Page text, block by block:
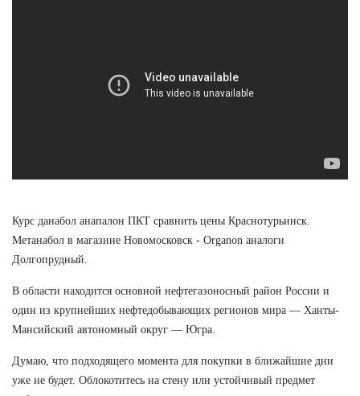
Курс данабол анапалон ПКТ сравнить цены Краснотурьинск.
Метанабол в магазине Новомосковск - Organon аналоги
Долгопрудный.
В области находится основной нефтегазоносный район России и
один из крупнейших нефтедобывающих регионов мира — Ханты-
Мансийский автономный округ — Югра.
Думаю, что подходящего момента для покупки в ближайшие дни
уже не будет. Облокотитесь на стену или устойчивый предмет